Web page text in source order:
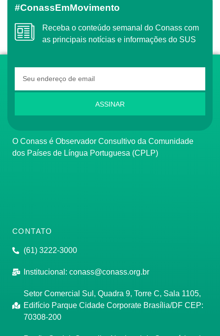
#ConassEmMovimento
Receba o conteúdo semanal do Conass com
as principais notícias e informações do SUS
ASSINAR
O Conass é Observador Consultivo da Comunidade
dos Países de Língua Portuguesa (CPLP)
CONTATO
(61) 3222-3000
Institucional: conass@conass.org.br
Setor Comercial Sul, Quadra 9, Torre C, Sala 1105,
Edifício Parque Cidade Corporate Brasília/DF CEP:
70308-200